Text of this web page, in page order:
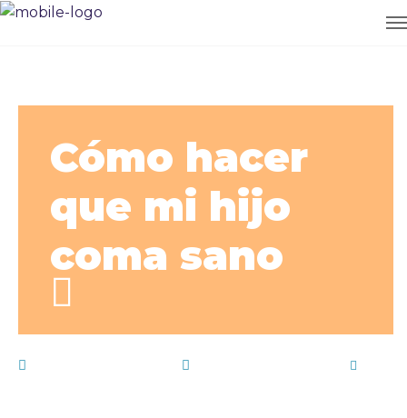
Cómo hacer
que mi hijo
coma sano